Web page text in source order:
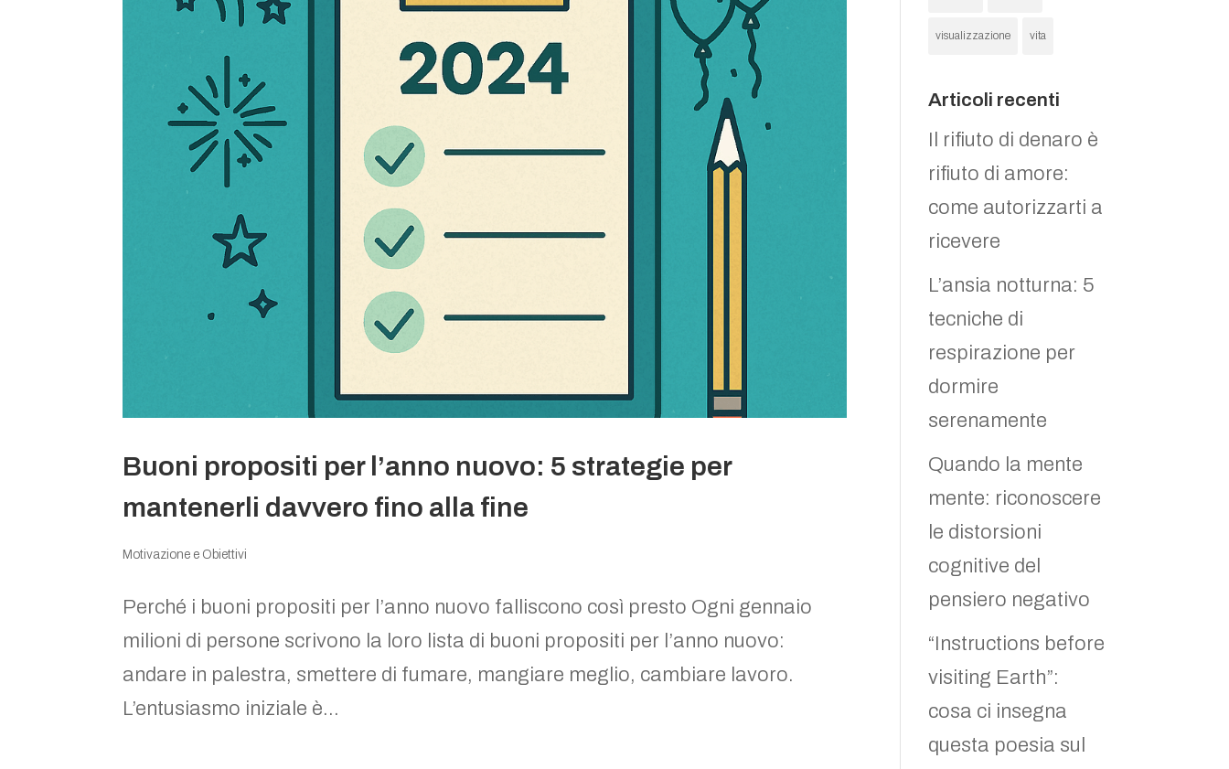
Buoni propositi per l’anno nuovo: 5 strategie per
mantenerli davvero fino alla fine
Motivazione e Obiettivi
Perché i buoni propositi per l’anno nuovo falliscono così presto Ogni gennaio
milioni di persone scrivono la loro lista di buoni propositi per l’anno nuovo:
andare in palestra, smettere di fumare, mangiare meglio, cambiare lavoro.
L’entusiasmo iniziale è...
visualizzazione vita
Articoli recenti
Il rifiuto di denaro è
rifiuto di amore:
come autorizzarti a
ricevere
L’ansia notturna: 5
tecniche di
respirazione per
dormire
serenamente
Quando la mente
mente: riconoscere
le distorsioni
cognitive del
pensiero negativo
“Instructions before
visiting Earth”:
cosa ci insegna
questa poesia sul